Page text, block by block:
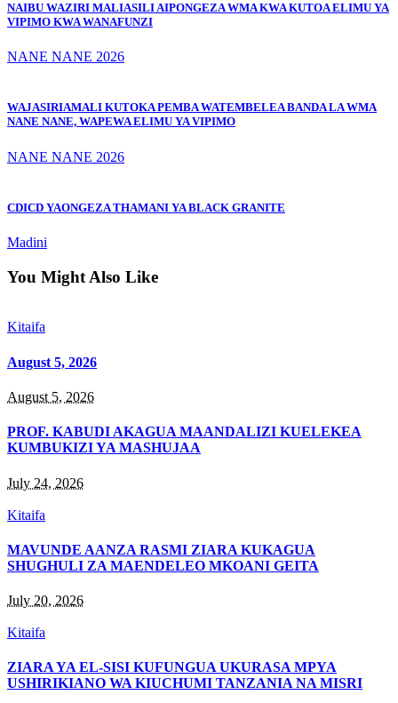
NAIBU WAZIRI MALIASILI AIPONGEZA WMA KWA KUTOA ELIMU YA
VIPIMO KWA WANAFUNZI
NANE NANE 2026
WAJASIRIAMALI KUTOKA PEMBA WATEMBELEA BANDA LA WMA
NANE NANE, WAPEWA ELIMU YA VIPIMO
NANE NANE 2026
CDICD YAONGEZA THAMANI YA BLACK GRANITE
Madini
You Might Also Like
Kitaifa
August 5, 2026
August 5, 2026
PROF. KABUDI AKAGUA MAANDALIZI KUELEKEA
KUMBUKIZI YA MASHUJAA
July 24, 2026
Kitaifa
MAVUNDE AANZA RASMI ZIARA KUKAGUA
SHUGHULI ZA MAENDELEO MKOANI GEITA
July 20, 2026
Kitaifa
ZIARA YA EL-SISI KUFUNGUA UKURASA MPYA
USHIRIKIANO WA KIUCHUMI TANZANIA NA MISRI